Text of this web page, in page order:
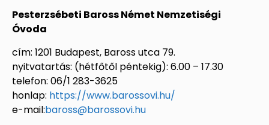
Pesterzsébeti Baross Német Nemzetiségi
Óvoda
cím: 1201 Budapest, Baross utca 79.
nyitvatartás: (hétfőtől péntekig): 6.00 – 17.30
telefon: 06/1 283-3625
honlap: https://www.barossovi.hu/
e-mail:baross@barossovi.hu